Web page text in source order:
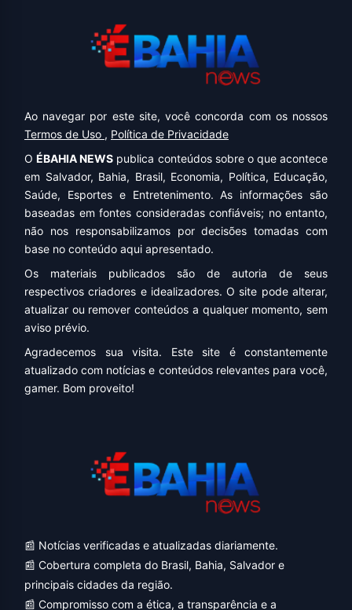
Ao navegar por este site, você concorda com os nossos
Termos de Uso , Política de Privacidade
OÉBAHIA NEWS publica conteúdos sobre o que acontece
em Salvador, Bahia, Brasil, Economia, Política, Educação,
Saúde, Esportes e Entretenimento. As informações são
baseadas em fontes consideradas confiáveis; no entanto,
não nos responsabilizamos por decisões tomadas com
base no conteúdo aqui apresentado.
Os materiais publicados são de autoria de seus
respectivos criadores e idealizadores. O site pode alterar,
atualizar ou remover conteúdos a qualquer momento, sem
aviso prévio.
Agradecemos sua visita. Este site é constantemente
atualizado com notícias e conteúdos relevantes para você,
gamer. Bom proveito!
📰 Notícias verificadas e atualizadas diariamente.
📰 Cobertura completa do Brasil, Bahia, Salvador e
principais cidades da região.
📰 Compromisso com a ética, a transparência e a